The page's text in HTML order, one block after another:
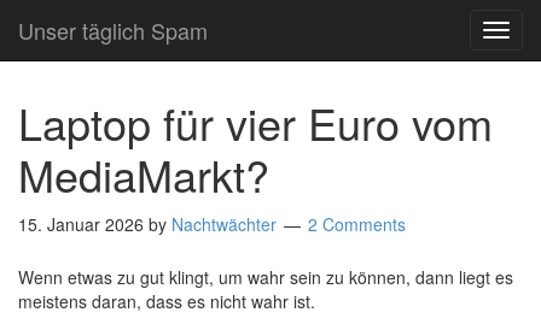
Unser täglich Spam
Laptop für vier Euro vom
MediaMarkt?
15. Januar 2026 by Nachtwächter 2 Comments
Wenn etwas zu gut klingt, um wahr sein zu können, dann liegt es
meistens daran, dass es nicht wahr ist.